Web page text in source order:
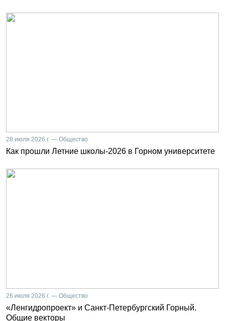
28 июля 2026 г. — Общество
Как прошли Летние школы-2026 в Горном университете
26 июля 2026 г. — Общество
«Ленгидропроект» и Санкт-Петербургский Горный.
Общие векторы